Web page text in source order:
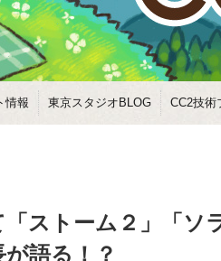
情報 東京スタジオBLOG CC2技術
ストーム２」「ソ
語る！？